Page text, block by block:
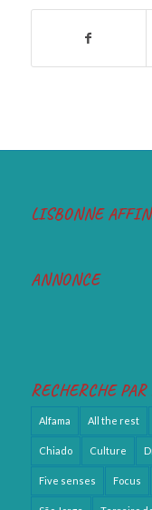
LISBONNE
ANNONCE
RECHERCHE
Alfama All the rest
Chiado Culture
Five senses Focus